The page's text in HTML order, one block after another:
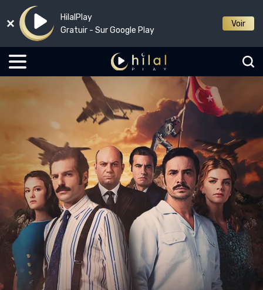
HilalPlay
Gratuir - Sur Google Play
Voir